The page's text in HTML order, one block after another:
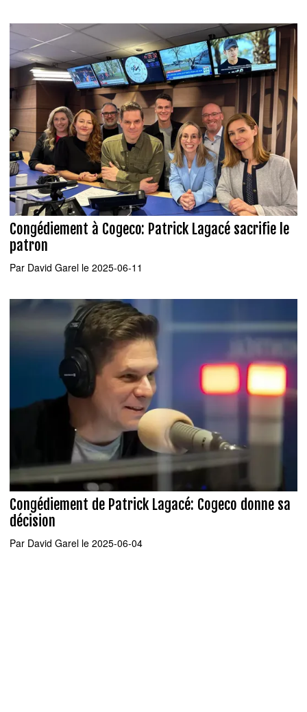
Congédiement à Cogeco: Patrick Lagacé sacrifie le
patron
Par David Garel le 2025-06-11
Congédiement de Patrick Lagacé: Cogeco donne sa
décision
Par David Garel le 2025-06-04